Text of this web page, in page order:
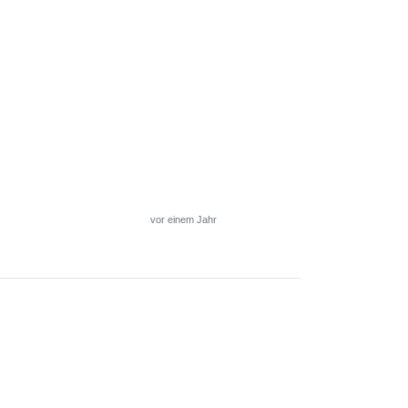
vor einem Jahr